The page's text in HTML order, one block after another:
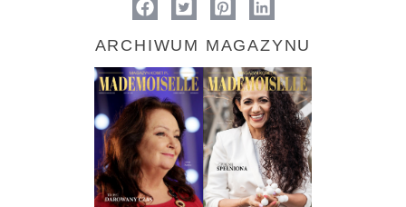
ARCHIWUM MAGAZYNU